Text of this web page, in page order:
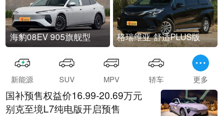
海豹08EV 905旗舰型 格瑞维亚 舒适PLUS版
新能源 SUV MPV 轿车 更多
国补预售权益价16.99-20.69万元
别克至境L7纯电版开启预售